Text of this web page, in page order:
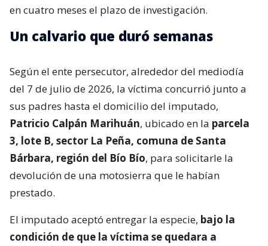
en cuatro meses el plazo de investigación.
Un calvario que duró semanas
Según el ente persecutor, alrededor del mediodía
del 7 de julio de 2026, la víctima concurrió junto a
sus padres hasta el domicilio del imputado,
Patricio Calpán Marihuán, ubicado en la parcela
3, lote B, sector La Peña, comuna de Santa
Bárbara, región del Bío Bío, para solicitarle la
devolución de una motosierra que le habían
prestado.
El imputado aceptó entregar la especie, bajo la
condición de que la víctima se quedara a